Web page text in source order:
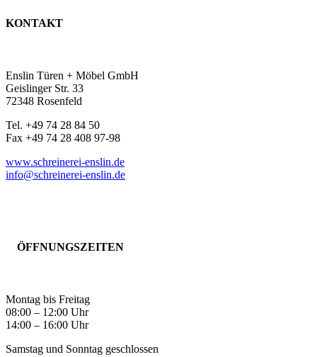
KONTAKT
Enslin Türen + Möbel GmbH
Geislinger Str. 33
72348 Rosenfeld
Tel. +49 74 28 84 50
Fax +49 74 28 408 97-98
www.schreinerei-enslin.de
info@schreinerei-enslin.de
ÖFFNUNGSZEITEN
Montag bis Freitag
08:00 – 12:00 Uhr
14:00 – 16:00 Uhr
Samstag und Sonntag geschlossen